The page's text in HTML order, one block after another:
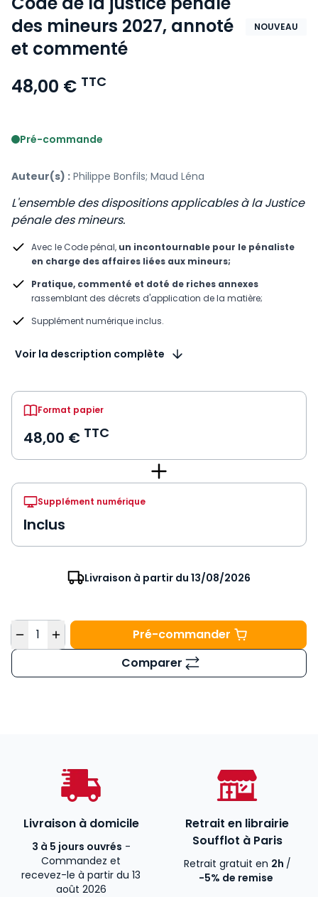
des mineurs 2027, annoté
et commenté
NOUVEAU
48,00 € TTC
Pré-commande
Auteur(s) : Philippe Bonfils; Maud Léna
L'ensemble des dispositions applicables à la Justice
pénale des mineurs.
Avec le Code pénal, un incontournable pour le pénaliste
en charge des affaires liées aux mineurs;
Pratique, commenté et doté de riches annexes
rassemblant des décrets d'application de la matière;
Supplément numérique inclus.
Voir la description complète
Format papier
48,00 € TTC
Supplément numérique
Inclus
Livraison à partir du 13/08/2026
Quantité Pré-commanderCode de la justice
Comparer
Livraison à domicile
3 à 5 jours ouvrés -
Commandez et
recevez-le à partir du 13
août 2026
Retrait en librairie
Soufflot à Paris
Retrait gratuit en 2h /
-5% de remise